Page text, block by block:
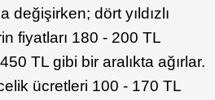
dört yıldızlı
fiyatları 180 - 200 TL
TL gibi bir aralıkta ağırlar.
ücretleri 100 - 170 TL